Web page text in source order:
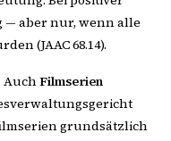
— aber nur, wenn alle
(JAAC 68.14).
AuchFilmserien
grundsätzlich